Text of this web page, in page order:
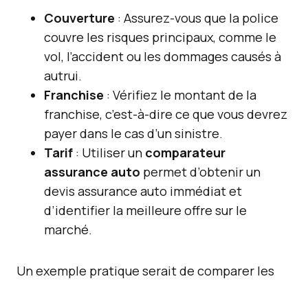
Couverture : Assurez-vous que la police
couvre les risques principaux, comme le
vol, l’accident ou les dommages causés à
autrui.
Franchise : Vérifiez le montant de la
franchise, c’est-à-dire ce que vous devrez
payer dans le cas d’un sinistre.
Tarif : Utiliser un comparateur
assurance auto permet d’obtenir un
devis assurance auto immédiat et
d’identifier la meilleure offre sur le
marché.
Un exemple pratique serait de comparer les